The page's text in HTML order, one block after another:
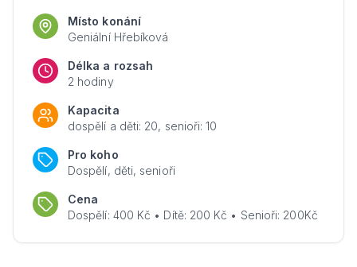
Místo konání
Geniální Hřebíková
Délka a rozsah
2 hodiny
Kapacita
dospělí a děti: 20, senioři: 10
Pro koho
Dospělí, děti, senioři
Cena
Dospělí: 400 Kč • Dítě: 200 Kč • Senioři: 200Kč